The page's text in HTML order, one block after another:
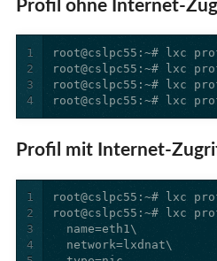
Profil ohne Internet-
1
2
3
4
root@cslpc55:~# lxc
Profil mit Internet-
1
2
3
4